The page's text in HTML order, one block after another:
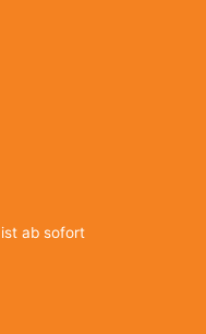
ab sofort